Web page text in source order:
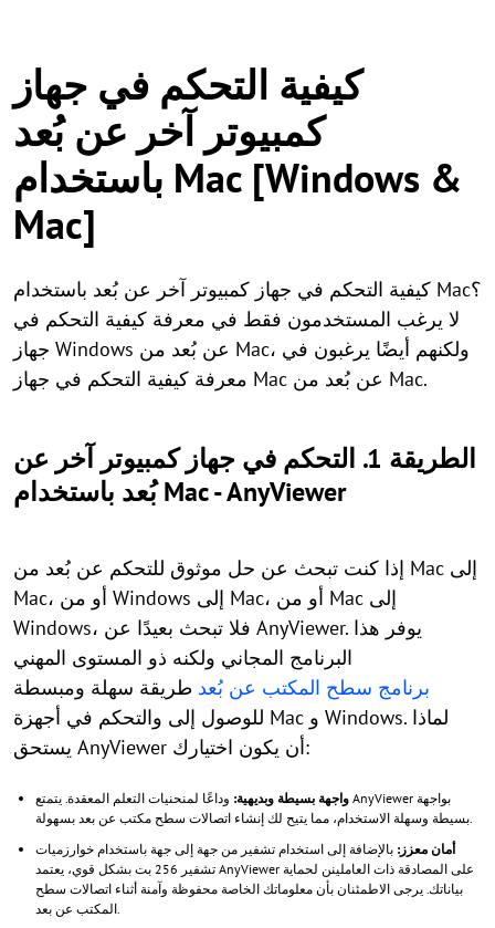
كيفية التحكم في جهاز
كمبيوتر آخر عن بُعد
باستخدام Mac [Windows &
Mac]
كيفية التحكم في جهاز كمبيوتر آخر عن بُعد باستخدام Mac؟
لا يرغب المستخدمون فقط في معرفة كيفية التحكم في
جهاز Windows عن بُعد من Mac، ولكنهم أيضًا يرغبون في
معرفة كيفية التحكم في جهاز Mac عن بُعد من Mac.
الطريقة 1. التحكم في جهاز كمبيوتر آخر عن
بُعد باستخدام Mac - AnyViewer
إذا كنت تبحث عن حل موثوق للتحكم عن بُعد من Mac إلى
Mac، أو من Windows إلى Mac، أو من Mac إلى
Windows، فلا تبحث بعيدًا عن AnyViewer. يوفر هذا
البرنامج المجاني ولكنه ذو المستوى المهني
برنامج سطح المكتب عن بُعد طريقة سهلة ومبسطة
للوصول إلى والتحكم في أجهزة Mac و Windows. لماذا
يستحق AnyViewer أن يكون اختيارك:
واجهة بسيطة وبديهية: وداعًا لمنحنيات التعلم المعقدة. يتمتع AnyViewer بواجهة
بسيطة وسهلة الاستخدام، مما يتيح لك إنشاء اتصالات سطح مكتب عن بعد بسهولة.
أمان معزز: بالإضافة إلى استخدام تشفير من جهة إلى جهة باستخدام خوارزميات
تشفير 256 بت بشكل قوي، يعتمد AnyViewer على المصادقة ذات العاملينن لحماية
بياناتك. يرجى الاطمئنان بأن معلوماتك الخاصة محفوظة وآمنة أثناء اتصالات سطح
المكتب عن بعد.